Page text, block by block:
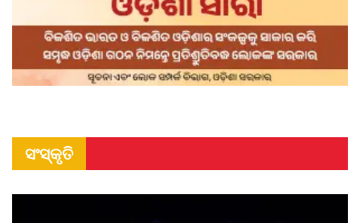
ସଂସ୍କୃତି